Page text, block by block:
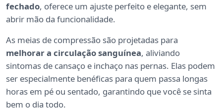
fechado, oferece um ajuste perfeito e elegante, sem
abrir mão da funcionalidade.
As meias de compressão são projetadas para
melhorar a circulação sanguínea, aliviando
sintomas de cansaço e inchaço nas pernas. Elas podem
ser especialmente benéficas para quem passa longas
horas em pé ou sentado, garantindo que você se sinta
bem o dia todo.